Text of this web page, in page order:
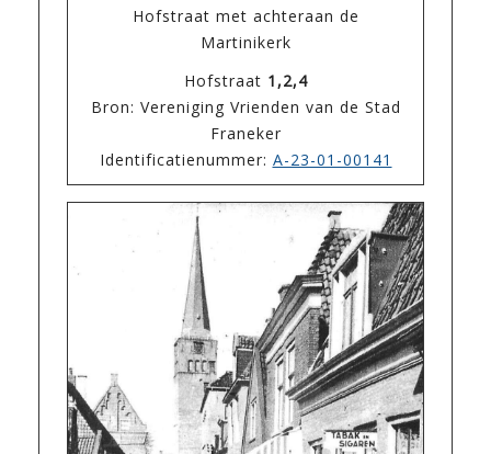
Hofstraat met achteraan de
Martinikerk
Hofstraat 1,2,4
Bron: Vereniging Vrienden van de Stad
Franeker
Identificatienummer: A-23-01-00141